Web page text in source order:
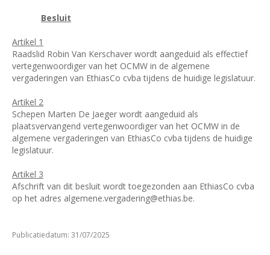
Besluit
Artikel 1
Raadslid Robin Van Kerschaver wordt aangeduid als effectief
vertegenwoordiger van het OCMW in de algemene
vergaderingen van EthiasCo cvba tijdens de huidige legislatuur.
Artikel 2
Schepen Marten De Jaeger wordt aangeduid als
plaatsvervangend vertegenwoordiger van het OCMW in de
algemene vergaderingen van EthiasCo cvba tijdens de huidige
legislatuur.
Artikel 3
Afschrift van dit besluit wordt toegezonden aan EthiasCo cvba
op het adres algemene.vergadering@ethias.be.
Publicatiedatum: 31/07/2025